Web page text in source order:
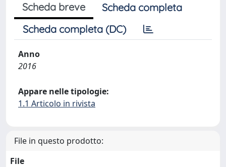
Scheda breve
Scheda completa
Scheda completa (DC)
Anno
2016
Appare nelle tipologie:
1.1 Articolo in rivista
File in questo prodotto:
File